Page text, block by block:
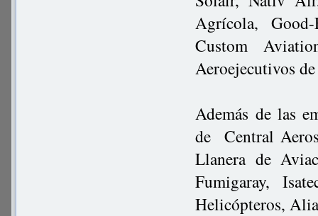
Agrícola,
Custom
Aeroejecutivos
Además de las
de Central
Llanera de
Fumigaray,
Helicópteros,